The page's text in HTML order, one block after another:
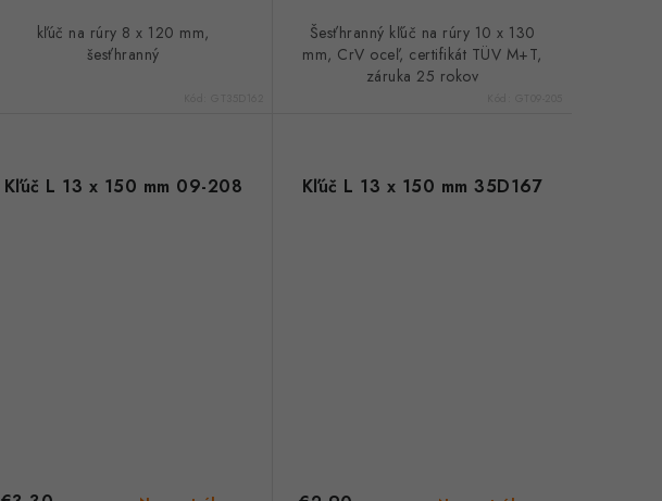
kľúč na rúry 8 x 120 mm,
šesťhranný
Šesťhranný kľúč na rúry 10 x 130
mm, CrV oceľ, certifikát TÜV M+T,
záruka 25 rokov
Kľúč L 13 x 150 mm 09-208 Kľúč L 13 x 150 mm 35D167